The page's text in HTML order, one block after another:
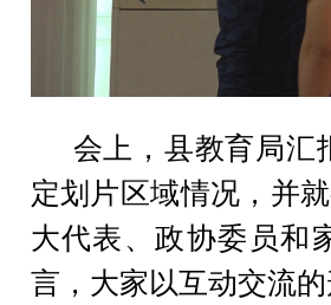
会上，县教育局汇
定划片区域情况，并
大代表、政协委员和
言，大家以互动交流